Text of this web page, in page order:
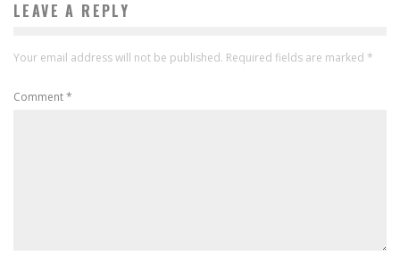
LEAVE A REPLY
Your email address will not be published. Required fields are marked *
Comment*